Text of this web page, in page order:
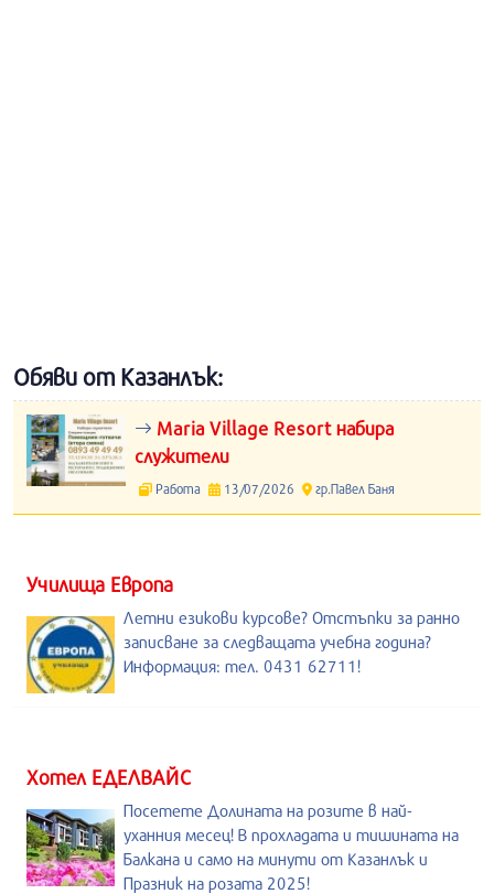
Обяви от Казанлък:
Maria Village Resort набира
служители
Работа 13/07/2026 гр.Павел Баня
Училища Европа
Летни езикови курсове? Отстъпки за ранно
записване за следващата учебна година?
Информация: тел. 0431 62711!
Хотел ЕДЕЛВАЙС
Посетете Долината на розите в най-
уханния месец! В прохладата и тишината на
Балкана и само на минути от Казанлък и
Празник на розата 2025!